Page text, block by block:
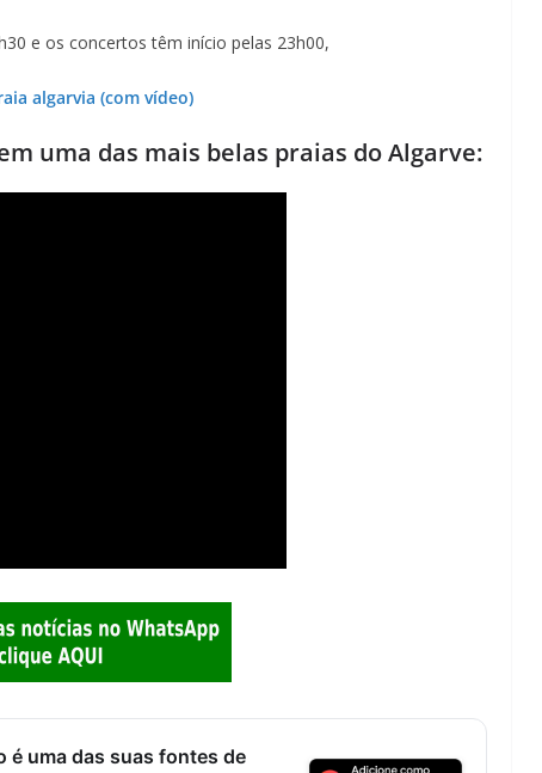
e os concertos têm início pelas 23h00,
algarvia (com vídeo)
uma das mais belas praias do Algarve:
é uma das suas fontes de